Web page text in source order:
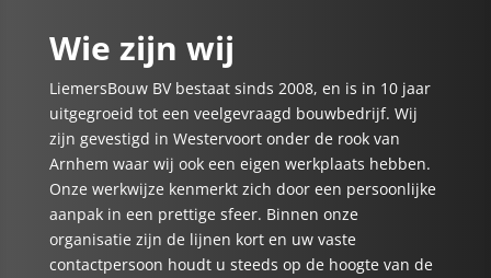
Wie zijn wij
LiemersBouw BV bestaat sinds 2008, en is in 10 jaar
uitgegroeid tot een veelgevraagd bouwbedrijf. Wij
zijn gevestigd in Westervoort onder de rook van
Arnhem waar wij ook een eigen werkplaats hebben.
Onze werkwijze kenmerkt zich door een persoonlijke
aanpak in een prettige sfeer. Binnen onze
organisatie zijn de lijnen kort en uw vaste
contactpersoon houdt u steeds op de hoogte van de